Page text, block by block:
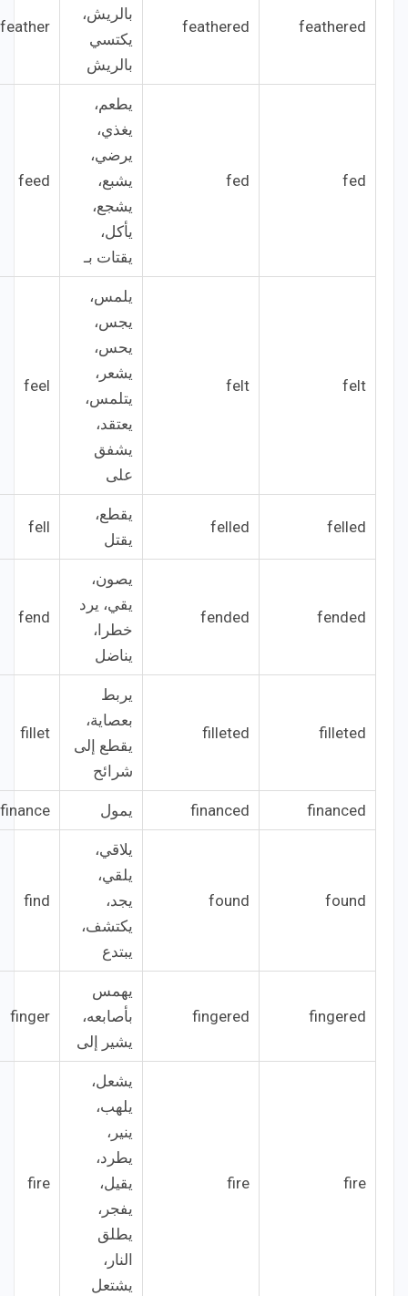
feathered
feathered
بالريش،
يكتسي
بالريش
feather
fed
fed
يطعم،
يغذي،
يرضي،
يشبع،
يشجع،
يأكل،
يقتات بـ
feed
felt
felt
يلمس،
يجس،
يحس،
يشعر،
يتلمس،
يعتقد،
يشفق
على
feel
felled
felled
يقطع،
يقتل
fell
fended
fended
يصون،
يقي، يرد
خطرا،
يناضل
fend
filleted
filleted
يربط
بعصاية،
يقطع إلى
شرائح
fillet
financed
financed يمول finance
found
found
يلاقي،
يلقي،
يجد،
يكتشف،
يبتدع
find
fingered
fingered
يهمس
بأصابعه،
يشير إلى
finger
fire
fire
يشعل،
يلهب،
ينير،
يطرد،
يقيل،
يفجر،
يطلق
النار،
يشتعل
fire